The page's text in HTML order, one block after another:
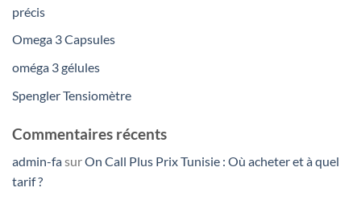
précis
Omega 3 Capsules
oméga 3 gélules
Spengler Tensiomètre
Commentaires récents
admin-fasurOn Call Plus Prix Tunisie : Où acheter et à quel
tarif ?